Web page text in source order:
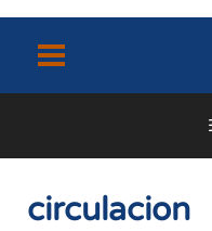
contenido
circulacion